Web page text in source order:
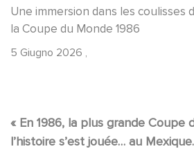
Une immersion dans les coulisses
la Coupe du Monde 1986
5 Giugno 2026 ,
« En 1986, la plus grande Coupe
l’histoire s’est jouée… au